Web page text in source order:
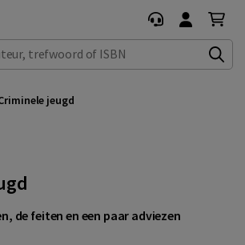
trefwoord of ISBN
jeugd
de feiten en een paar adviezen